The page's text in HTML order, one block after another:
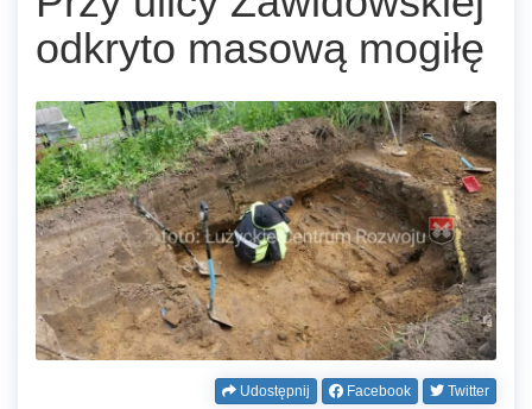
odkryto masową mogiłę
Udostępnij Facebook Twitter